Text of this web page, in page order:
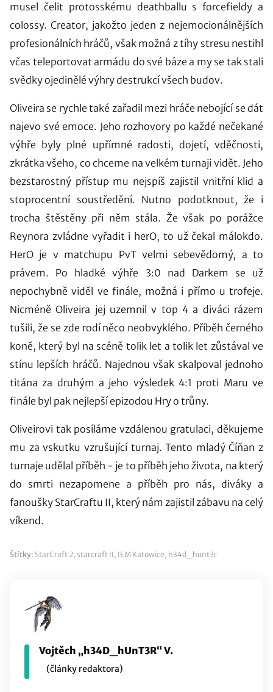
musel čelit protosskému deathballu s forcefieldy a
colossy. Creator, jakožto jeden z nejemocionálnějších
profesionálních hráčů, však možná z tíhy stresu nestihl
včas teleportovat armádu do své báze a my se tak stali
svědky ojedinělé výhry destrukcí všech budov.
Oliveira se rychle také zařadil mezi hráče nebojící se dát
najevo své emoce. Jeho rozhovory po každé nečekané
výhře byly plné upřímné radosti, dojetí, vděčnosti,
zkrátka všeho, co chceme na velkém turnaji vidět. Jeho
bezstarostný přístup mu nejspíš zajistil vnitřní klid a
stoprocentní soustředění. Nutno podotknout, že i
trocha štěstěny při něm stála. Že však po porážce
Reynora zvládne vyřadit i herO, to už čekal málokdo.
HerO je v matchupu PvT velmi sebevědomý, a to
právem. Po hladké výhře 3:0 nad Darkem se už
nepochybně viděl ve finále, možná i přímo u trofeje.
Nicméně Oliveira jej uzemnil v top 4 a diváci rázem
tušili, že se zde rodí něco neobvyklého. Příběh černého
koně, který byl na scéně tolik let a tolik let zůstával ve
stínu lepších hráčů. Najednou však skalpoval jednoho
titána za druhým a jeho výsledek 4:1 proti Maru ve
finále byl pak nejlepší epizodou Hry o trůny.
Oliveirovi tak posíláme vzdálenou gratulaci, děkujeme
mu za vskutku vzrušující turnaj. Tento mladý Číňan z
turnaje udělal příběh - je to příběh jeho života, na který
do smrti nezapomene a příběh pro nás, diváky a
fanoušky StarCraftu II, který nám zajistil zábavu na celý
víkend.
Štítky: StarCraft 2, starcraft II, IEM Katowice, h34d_hunt3r
Vojtěch „h34D_hUnT3R“ V.
(články redaktora)